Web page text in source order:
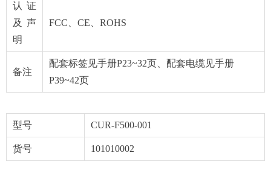
认证
及声
明
FCC、CE、ROHS
备注
配套标签见手册P23~32页、配套电缆见手册
P39~42页
型号 CUR-F500-001
货号 101010002